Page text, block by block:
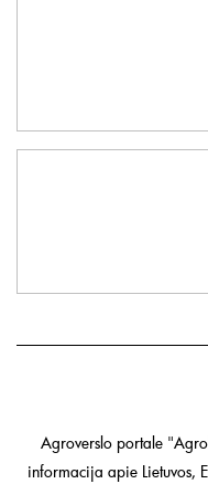
Agroverslo portale
informacija apie Lietuvos,